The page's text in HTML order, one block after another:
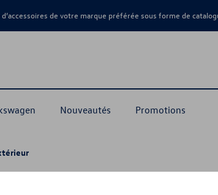
de votre marque préférée sous forme de
Nouveautés Promotions